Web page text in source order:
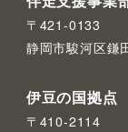
〒421-0133
静岡市駿河区鎌
伊豆の国拠点
〒410-2114